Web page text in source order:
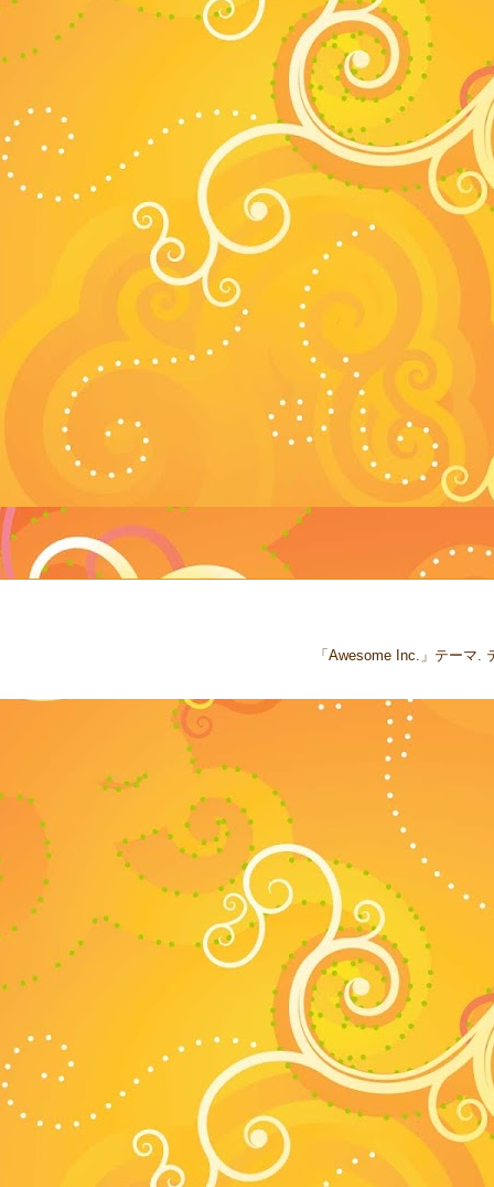
「Awesome Inc.」テーマ.